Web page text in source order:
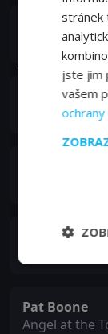
Van Heflin
Bar Amand
Charlton
John the
Angela
Pat Boone
Angel at the
stránek
jste jim
vašem